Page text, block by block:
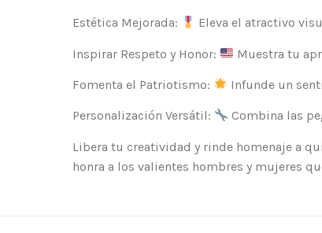
Estética Mejorada: Eleva el atractivo
Inspirar Respeto y Honor: Muestra tu
Fomenta el Patriotismo: Infunde un
Personalización Versátil: Combina las
Libera tu creatividad y rinde homenaje a
honra a los valientes hombres y mujeres